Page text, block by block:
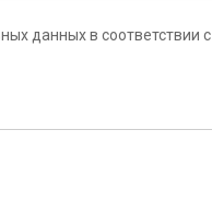
данных в соответствии с